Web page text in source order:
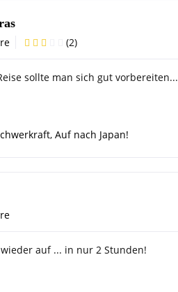
(2)
sollte man sich gut vorbereiten...
, Auf nach Japan!
auf ... in nur 2 Stunden!